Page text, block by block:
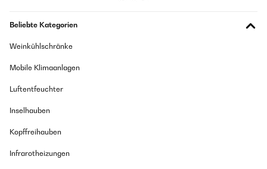
Beliebte Kategorien
Weinkühlschränke
Mobile Klimaanlagen
Luftentfeuchter
Inselhauben
Kopffreihauben
Infrarotheizungen